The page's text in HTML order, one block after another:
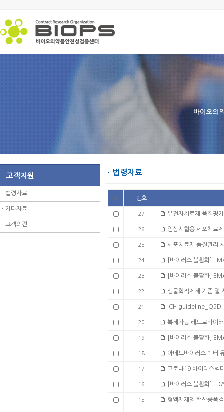
바이오의
고객지원
ㆍ 법령자료
ㆍ 기타자료
ㆍ 고객의견
ㆍ법령자료
번호
27 유전자치료제 품질평
26 임상시험용 세포치료
25 세포치료제 품질관리
24 [바이러스 불활화]
23 [바이러스 불활화]
22 생물학적제제 기준 및
21 ICH guideline_Q5D
20 복제가능 레트로바이
19 [바이러스 불활화]
18 아데노바이러스 벡터
17 코로나19 바이러스벡
16 [바이러스 불활화]
15 혈액제제의 핵산증폭